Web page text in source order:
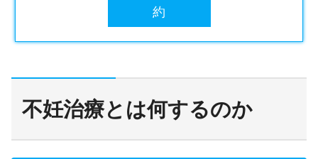
約
不妊治療とは何するのか